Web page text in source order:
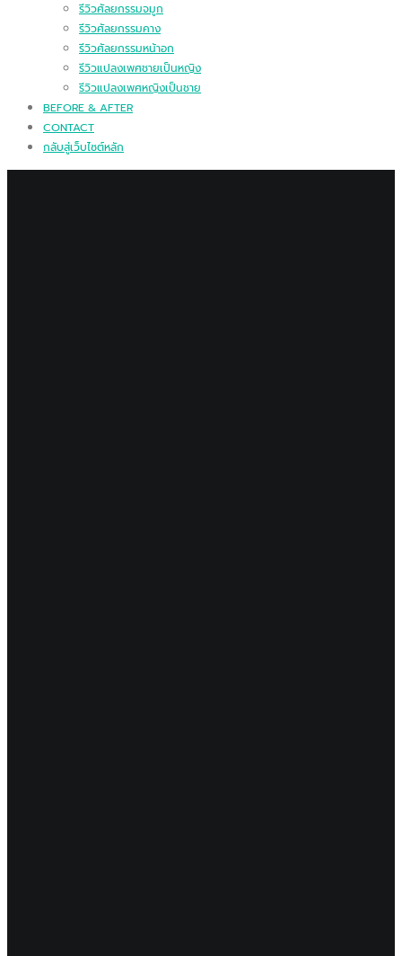
รีวิวศัลยกรรมจมูก
รีวิวศัลยกรรมคาง
รีวิวศัลยกรรมหน้าอก
รีวิวแปลงเพศชายเป็นหญิง
รีวิวแปลงเพศหญิงเป็นชาย
BEFORE & AFTER
CONTACT
กลับสู่เว็บไซต์หลัก